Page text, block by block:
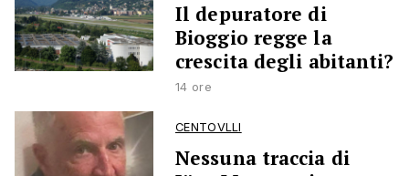
Il depuratore di
Bioggio regge la
crescita degli abitanti?
14 ore
CENTOVLLI
Nessuna traccia di